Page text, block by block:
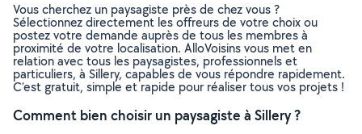
Vous cherchez un paysagiste près de chez vous ?
Sélectionnez directement les offreurs de votre choix ou
postez votre demande auprès de tous les membres à
proximité de votre localisation. AlloVoisins vous met en
relation avec tous les paysagistes, professionnels et
particuliers, à Sillery, capables de vous répondre rapidement.
C’est gratuit, simple et rapide pour réaliser tous vos projets !
Comment bien choisir un paysagiste à Sillery ?